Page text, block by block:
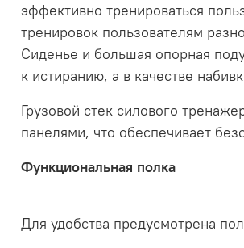
эффективно тренироваться
тренировок пользователям
Сиденье и большая опорная
к истиранию, а в качестве
Грузовой стек силового
панелями, что обеспечивает
Функциональная полка
Для удобства предусмотрена